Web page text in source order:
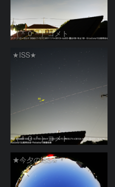
（＾０＾）コメト
★ISS★
（＾０＾）コメト
★今夕のISS★